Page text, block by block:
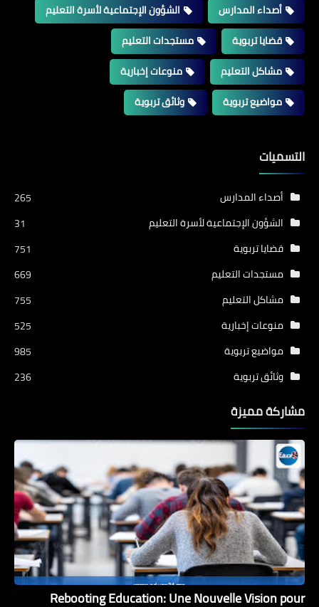
أصداء المدارس
الشؤون الإجتماعية لأسرة التعليم
قضايا تربوية
مستجدات التعليم
مشاكل التعليم
منوعات إخبارية
مواضيع تربوية
وثائق تربوية
التسميات
أصداء المدارس
265
الشؤون الإجتماعية لأسرة التعليم
31
قضايا تربوية
751
مستجدات التعليم
669
مشاكل التعليم
755
منوعات إخبارية
525
مواضيع تربوية
985
وثائق تربوية
236
مشاركة مميزة
Rebooting Education: Une Nouvelle Vision pour